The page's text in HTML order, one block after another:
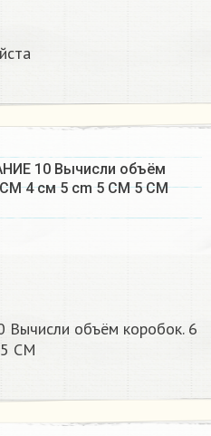
10 Вычисли объём
4 см 5 cm 5 CM 5 CM​
объём коробок. 6
CM​